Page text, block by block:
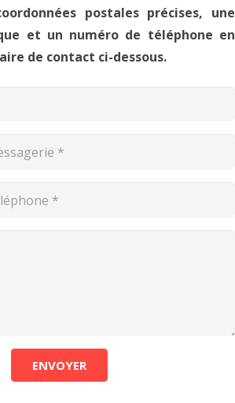
postales précises, une
et un numéro de téléphone en
de contact ci-dessous.
ENVOYER